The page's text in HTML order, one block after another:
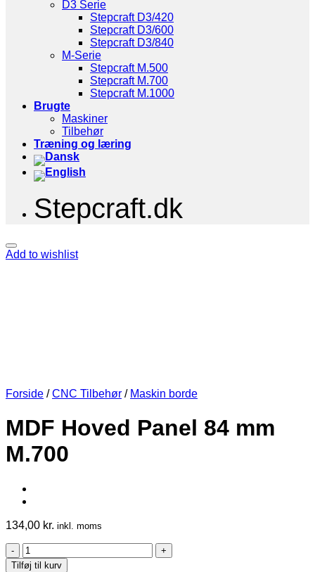
D3 Serie
Stepcraft D3/420
Stepcraft D3/600
Stepcraft D3/840
M-Serie
Stepcraft M.500
Stepcraft M.700
Stepcraft M.1000
Brugte
Maskiner
Tilbehør
Træning og læring
Stepcraft.dk
Add to wishlist
Forside / CNC Tilbehør / Maskin borde
MDF Hoved Panel 84 mm
M.700
134,00 kr. inkl. moms
MDF
Hoved
Tilføj til kurv